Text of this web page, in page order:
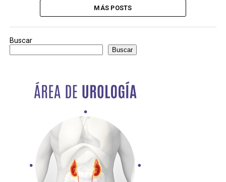
MÁS POSTS
Buscar
Buscar